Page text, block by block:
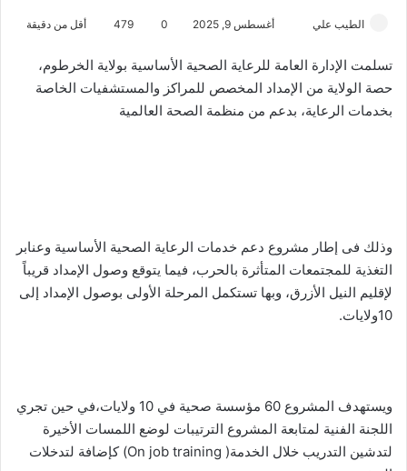
الطيب علي
س
ل
ل
ت
أغسطس 9, 2025 0 أقل من دقيقة
تسلمت الإدارة العامة للرعاية الصحية الأساسية بولاية الخرطوم،
حصة الولاية من الإمداد المخصص للمراكز والمستشفيات الخاصة
بخدمات الرعاية، بدعم من منظمة الصحة العالمية
وذلك فى إطار مشروع دعم خدمات الرعاية الصحية الأساسية وعنابر
التغذية للمجتمعات المتأثرة بالحرب، فيما يتوقع وصول الإمداد قريباً
لإقليم النيل الأزرق، وبها تستكمل المرحلة الأولى بوصول الإمداد إلى
10ولايات.
ويستهدف المشروع 60 مؤسسة صحية في 10 ولايات،في حين تجري
اللجنة الفنية لمتابعة المشروع الترتيبات لوضع اللمسات الأخيرة
لتدشين التدريب خلال الخدمة( On job training) كإضافة لتدخلات